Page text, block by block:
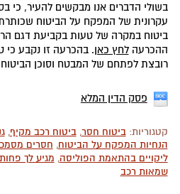
בשולי הדברים אנו מבקשים להעיר, כי
עקרונית של המפקח על הביטוח
ביטוח במקרה של טעות בקביעת דגם
ההכרעהלחץ כאן. בהכרעה זו נקבע כי
רובצת לפתחם של המבטח וסוכן
פסק הדין המלא
קטגוריות:ביטוח חסר,ביטוח רכב מקיף,
הנחיות המפקח על הביטוח, חסרים
ליקויים בהתאמת הפוליסה, מגיע לך
שמאות רכב